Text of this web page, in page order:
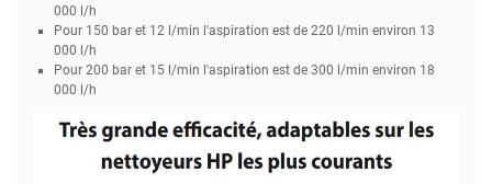
000 l/h
Pour 150 bar et 12 l/min l'aspiration est de 220 l/min environ 13
000 l/h
Pour 200 bar et 15 l/min l'aspiration est de 300 l/min environ 18
000 l/h